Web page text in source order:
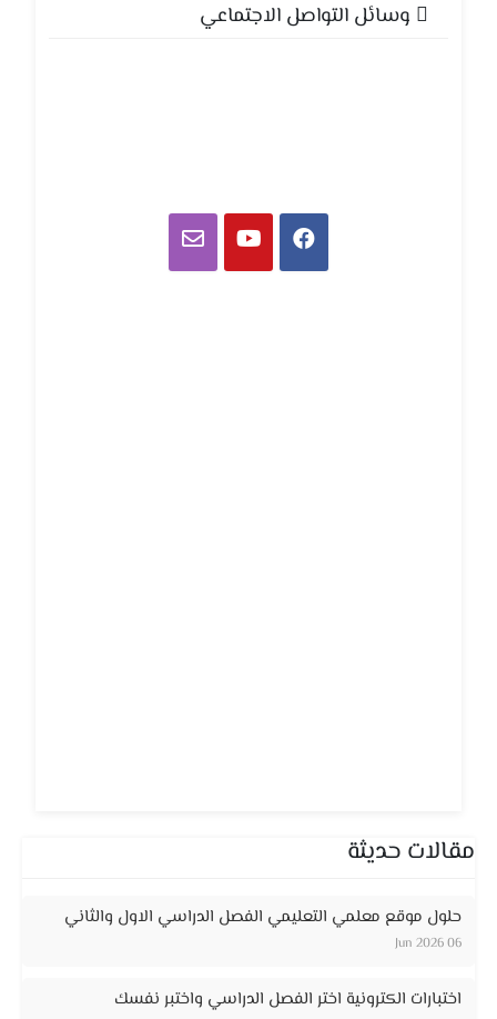
وسائل التواصل الاجتماعي
مقالات حديثة
حلول موقع معلمي التعليمي الفصل الدراسي الاول والثاني
06 Jun 2026
اختبارات الكترونية اختر الفصل الدراسي واختبر نفسك